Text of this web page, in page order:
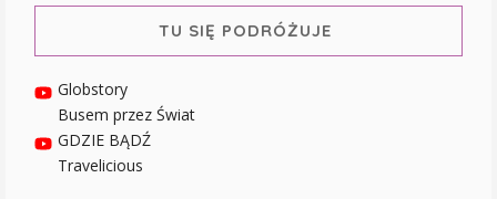
TU SIĘ PODRÓŻUJE
Globstory
Busem przez Świat
GDZIE BĄDŹ
Travelicious